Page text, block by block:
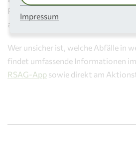
Plakaten im Rhein-Sieg-Kreis auf
aufmerksam.
Wer unsicher ist, welche Abfälle in
findet umfassende Informationen im
RSAG-App sowie direkt am
Impressum